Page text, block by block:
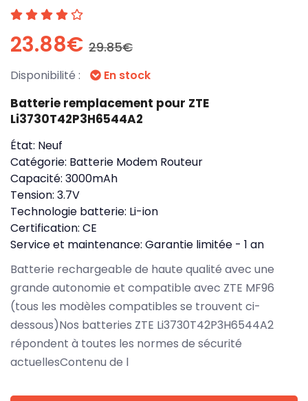
23.88€ 29.85€
Disponibilité : En stock
Batterie remplacement pour ZTE
Li3730T42P3H6544A2
État: Neuf
Catégorie: Batterie Modem Routeur
Capacité: 3000mAh
Tension: 3.7V
Technologie batterie: Li-ion
Certification: CE
Service et maintenance: Garantie limitée - 1 an
Batterie rechargeable de haute qualité avec une
grande autonomie et compatible avec ZTE MF96
(tous les modèles compatibles se trouvent ci-
dessous)Nos batteries ZTE Li3730T42P3H6544A2
répondent à toutes les normes de sécurité
actuellesContenu de l